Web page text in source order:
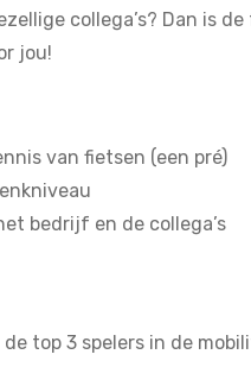
collega’s? Dan is
jou!
van fietsen (een pré)
bedrijf en de collega’s
de top 3 spelers in de